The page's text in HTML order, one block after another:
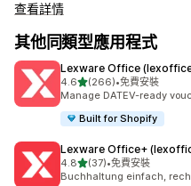
查看詳情
其他同類型應用程式
Lexware Office
4.6滿分 5 顆星
(266)
共有 266 則評價
•免費安裝
Manage DATEV-ready
Built for Shopify
Lexware Office+
4.8滿分 5 顆星
(37)
共有 37 則評價
•免費安裝
Buchhaltung einfach,